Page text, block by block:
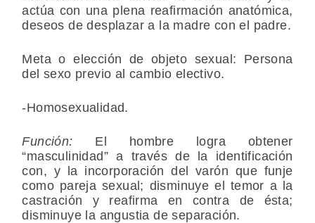
actúa con una plena reafirmación anatómica,
deseos de desplazar a la madre con el padre.
Meta o elección de objeto sexual: Persona
del sexo previo al cambio electivo.
-Homosexualidad.
Función: El hombre logra obtener
“masculinidad” a través de la identificación
con, y la incorporación del varón que funje
como pareja sexual; disminuye el temor a la
castración y reafirma en contra de ésta;
disminuye la angustia de separación.